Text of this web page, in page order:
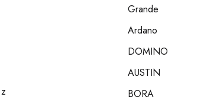
Grande
Ardano
DOMINO
AUSTIN
BORA